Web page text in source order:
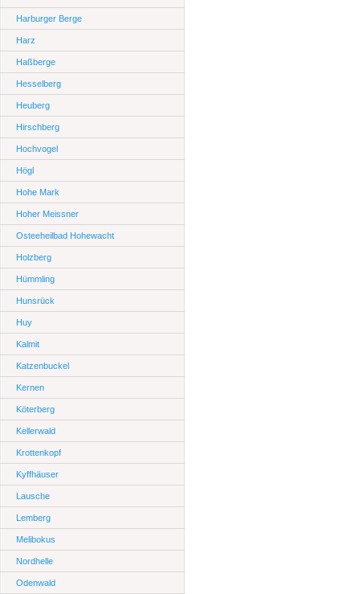
Harburger Berge
Harz
Haßberge
Hesselberg
Heuberg
Hirschberg
Hochvogel
Högl
Hohe Mark
Hoher Meissner
Osteeheilbad Hohewacht
Holzberg
Hümmling
Hunsrück
Huy
Kalmit
Katzenbuckel
Kernen
Köterberg
Kellerwald
Krottenkopf
Kyffhäuser
Lausche
Lemberg
Melibokus
Nordhelle
Odenwald